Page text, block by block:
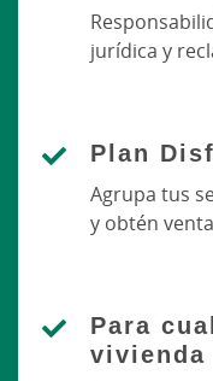
jurídica y
Plan
Agrupa tus
y obtén
Para
vivienda